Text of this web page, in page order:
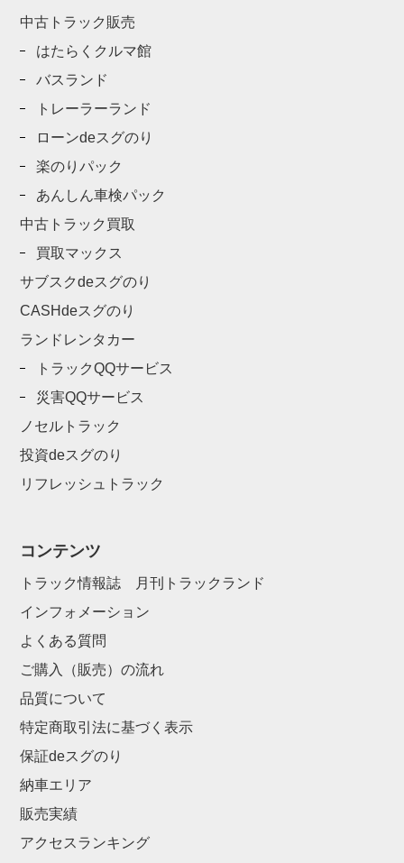
中古トラック販売
はたらくクルマ館
バスランド
トレーラーランド
ローンdeスグのり
楽のりパック
あんしん車検パック
中古トラック買取
買取マックス
サブスクdeスグのり
CASHdeスグのり
ランドレンタカー
トラックQQサービス
災害QQサービス
ノセルトラック
投資deスグのり
リフレッシュトラック
コンテンツ
トラック情報誌 月刊トラックランド
インフォメーション
よくある質問
ご購入（販売）の流れ
品質について
特定商取引法に基づく表示
保証deスグのり
納車エリア
販売実績
アクセスランキング